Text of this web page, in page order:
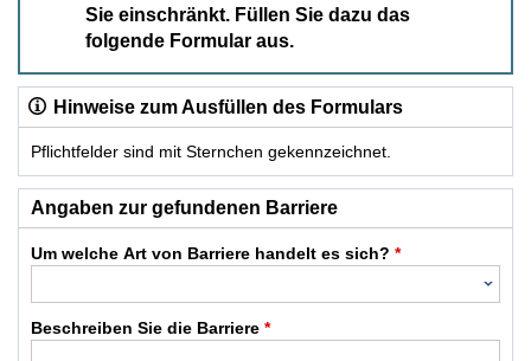
Sie einschränkt. Füllen Sie dazu das
folgende Formular aus.
Hinweise zum Ausfüllen des Formulars
Pflichtfelder sind mit Sternchen gekennzeichnet.
Dieses Formular enthält Pflichtfelder.
Angaben zur gefundenen Barriere
Um welche Art von Barriere handelt es sich? *
Beschreiben Sie die Barriere *